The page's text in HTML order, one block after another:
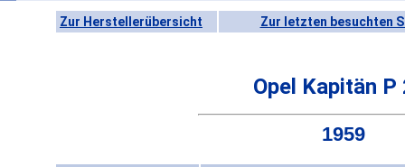
Zur Herstellerübersicht Zur letzten besuchten
Opel Kapitän P
1959